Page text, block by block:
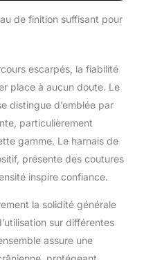
sont
est
du
à poids
ultra élevé.
sont faites
en
extra
Les
de
par rapport à
les équipements
sont :
de finition suffisant pour
escarpés, la fiabilité
place à aucun doute. Le
distingue d’emblée par
particulièrement
gamme. Le harnais de
présente des coutures
inspire confiance.
la solidité générale
sur différentes
assure une